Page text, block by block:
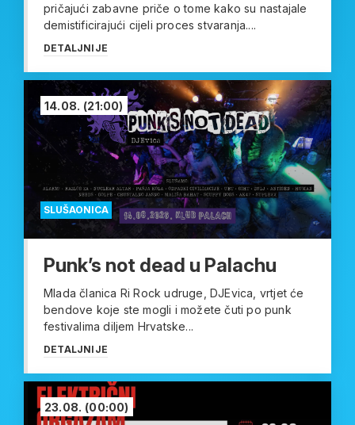
pričajući zabavne priče o tome kako su nastajale
demistificirajući cijeli proces stvaranja....
DETALJNIJE
SLUŠAONICA
14.08. (21:00)
Punk’s not dead u Palachu
Mlada članica Ri Rock udruge, DJEvica, vrtjet će
bendove koje ste mogli i možete čuti po punk
festivalima diljem Hrvatske...
DETALJNIJE
23.08. (00:00)